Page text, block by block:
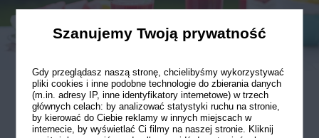
Arbuzowa lemoniada
Szanujemy Twoją prywatność
Gdy przeglądasz naszą stronę, chcielibyśmy wykorzystywać
pliki cookies i inne podobne technologie do zbierania danych
(m.in. adresy IP, inne identyfikatory internetowe) w trzech
głównych celach: by analizować statystyki ruchu na stronie,
by kierować do Ciebie reklamy w innych miejscach w
internecie, by wyświetlać Ci filmy na naszej stronie. Kliknij